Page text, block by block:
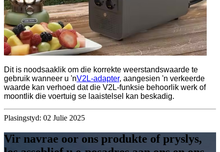
Dit is noodsaaklik om die korrekte weerstandswaarde te
gebruik wanneer u 'nV2L-adapter, aangesien 'n verkeerde
waarde kan verhoed dat die V2L-funksie behoorlik werk of
moontlik die voertuig se laaistelsel kan beskadig.
Plasingstyd: 02 Julie 2025
Vir navrae oor ons produkte of pryslys,